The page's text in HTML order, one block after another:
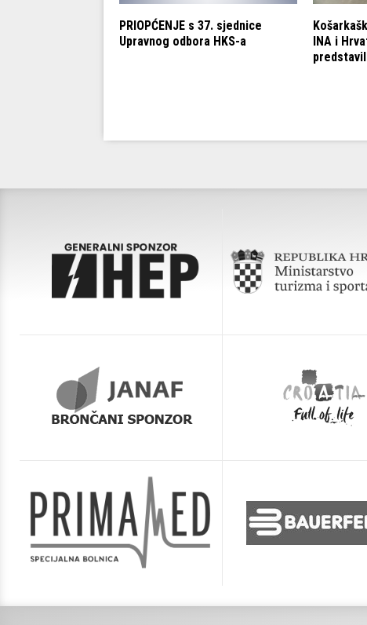
PRIOPĆENJE s 37. sjednice
Upravnog odbora HKS-a
INA i